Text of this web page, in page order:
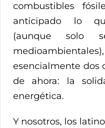
combustibles
anticipado lo
(aunque solo
esencialmente dos
de ahora: la
energética.
Y nosotros, los